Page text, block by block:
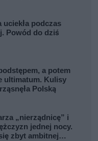
uciekła podczas
Powód do dziś
a potem
ultimatum. Kulisy
Polską
„nierządnicę” i
jednej nocy.
zbyt ambitnej